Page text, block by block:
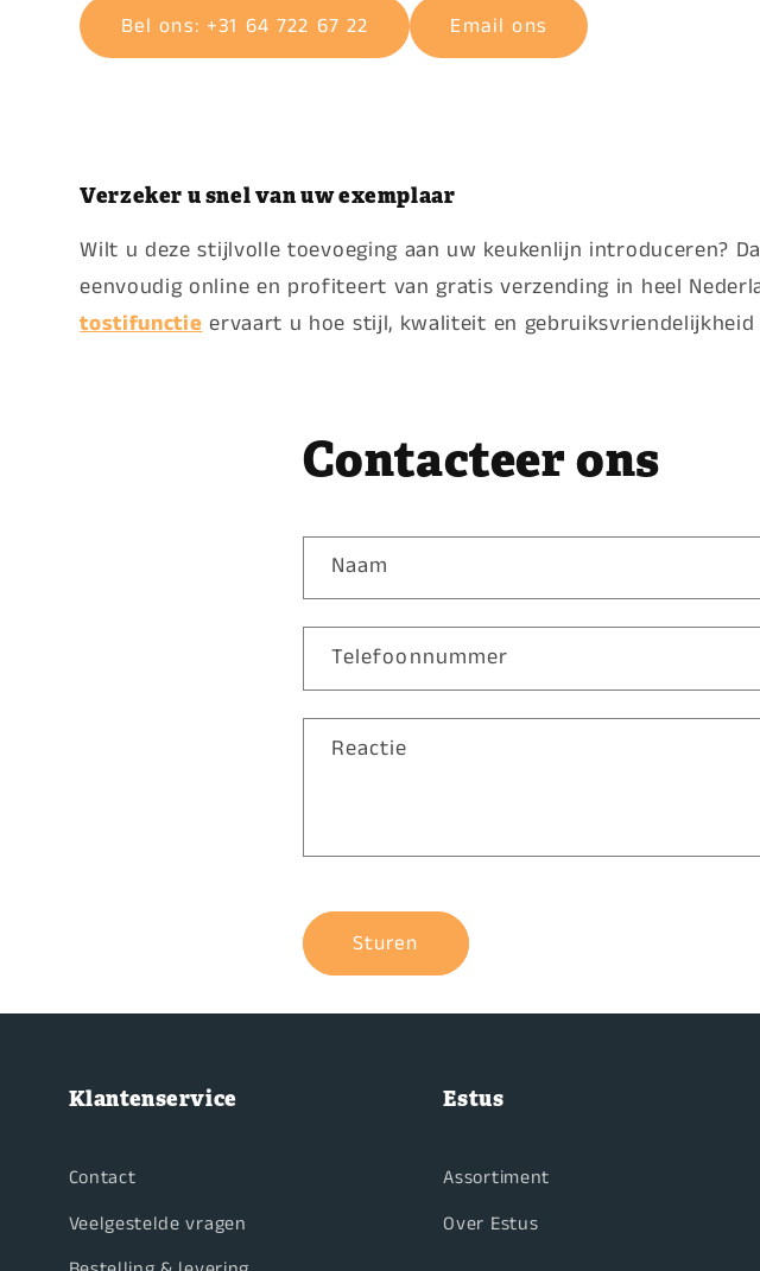
Bel ons: +31 64 722 67 22 Email ons
Verzeker u snel van uw exemplaar
Wilt u deze stijlvolle toevoeging aan uw keukenlijn introduceren?
eenvoudig online en profiteert van gratis verzending in heel
tostifunctieervaart u hoe stijl, kwaliteit en gebruiksvriendelijkheid
Contacteer ons
Naam
Telefoonnummer
Reactie
Sturen
Klantenservice
Contact
Veelgestelde vragen
Estus
Assortiment
Over Estus